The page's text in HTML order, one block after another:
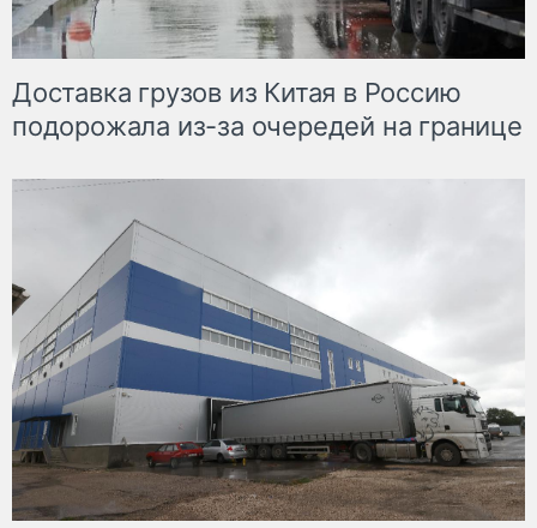
Доставка грузов из Китая в Россию
подорожала из-за очередей на границе